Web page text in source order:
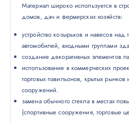
Материал широко используется в
домов, дач и фермерских хозяйств:
устройство козырьков и навесов над
автомобилей, входными группами
создание декоративных элементов
использование в коммерческих
торговых павильонов, крытых рынков
сооружений.
замена обычного стекла в местах
(спортивные сооружения, торговые